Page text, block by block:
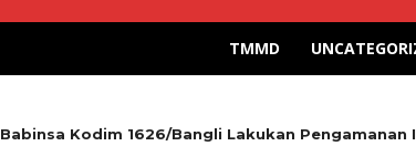
TMMD
Babinsa Kodim 1626/Bangli Lakukan Pengamanan